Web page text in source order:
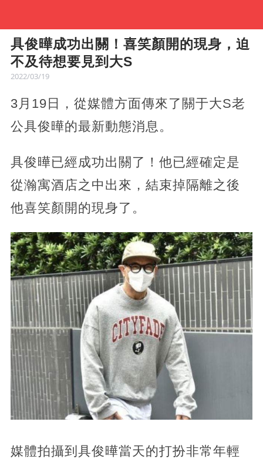
具俊曄成功出關！喜笑顏開的現身，迫
不及待想要見到大S
2022/03/19
3月19日，從媒體方面傳來了關于大S老
公具俊曄的最新動態消息。
具俊曄已經成功出關了！他已經確定是
從瀚寓酒店之中出來，結束掉隔離之後
他喜笑顏開的現身了。
媒體拍攝到具俊曄當天的打扮非常年輕